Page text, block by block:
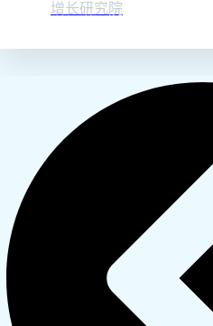
增长研究院